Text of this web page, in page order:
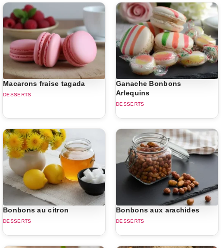
Macarons fraise tagada
DESSERTS
Ganache Bonbons
Arlequins
DESSERTS
Bonbons au citron
DESSERTS
Bonbons aux arachides
DESSERTS